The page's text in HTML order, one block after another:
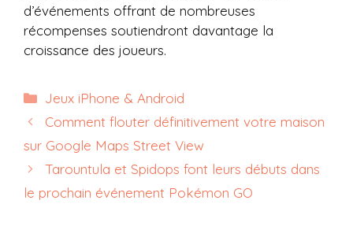
d’événements offrant de nombreuses
récompenses soutiendront davantage la
croissance des joueurs.
Catégories
Jeux iPhone & Android
Comment flouter définitivement votre maison
sur Google Maps Street View
Tarountula et Spidops font leurs débuts dans
le prochain événement Pokémon GO